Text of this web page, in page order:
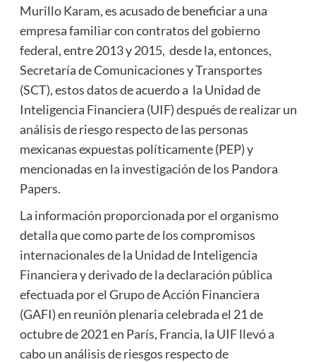
Murillo Karam, es acusado de beneficiar a una
empresa familiar con contratos del gobierno
federal, entre 2013 y 2015, desde la, entonces,
Secretaría de Comunicaciones y Transportes
(SCT), estos datos de acuerdo a la Unidad de
Inteligencia Financiera (UIF) después de realizar un
análisis de riesgo respecto de las personas
mexicanas expuestas políticamente (PEP) y
mencionadas en la investigación de los Pandora
Papers.
La información proporcionada por el organismo
detalla que como parte de los compromisos
internacionales de la Unidad de Inteligencia
Financiera y derivado de la declaración pública
efectuada por el Grupo de Acción Financiera
(GAFI) en reunión plenaria celebrada el 21 de
octubre de 2021 en París, Francia, la UIF llevó a
cabo un análisis de riesgos respecto de